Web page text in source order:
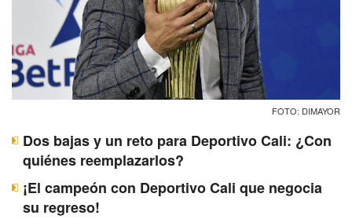
FOTO: DIMAYOR
Dos bajas y un reto para Deportivo Cali: ¿Con
quiénes reemplazarlos?
¡El campeón con Deportivo Cali que negocia
su regreso!